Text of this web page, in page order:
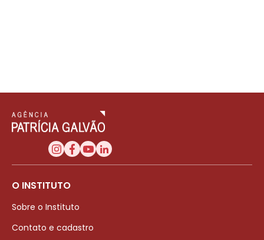
O INSTITUTO
Sobre o Instituto
Contato e cadastro